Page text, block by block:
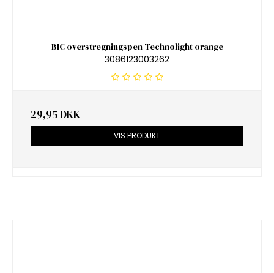
BIC overstregningspen Technolight orange
3086123003262
29,95 DKK
VIS PRODUKT